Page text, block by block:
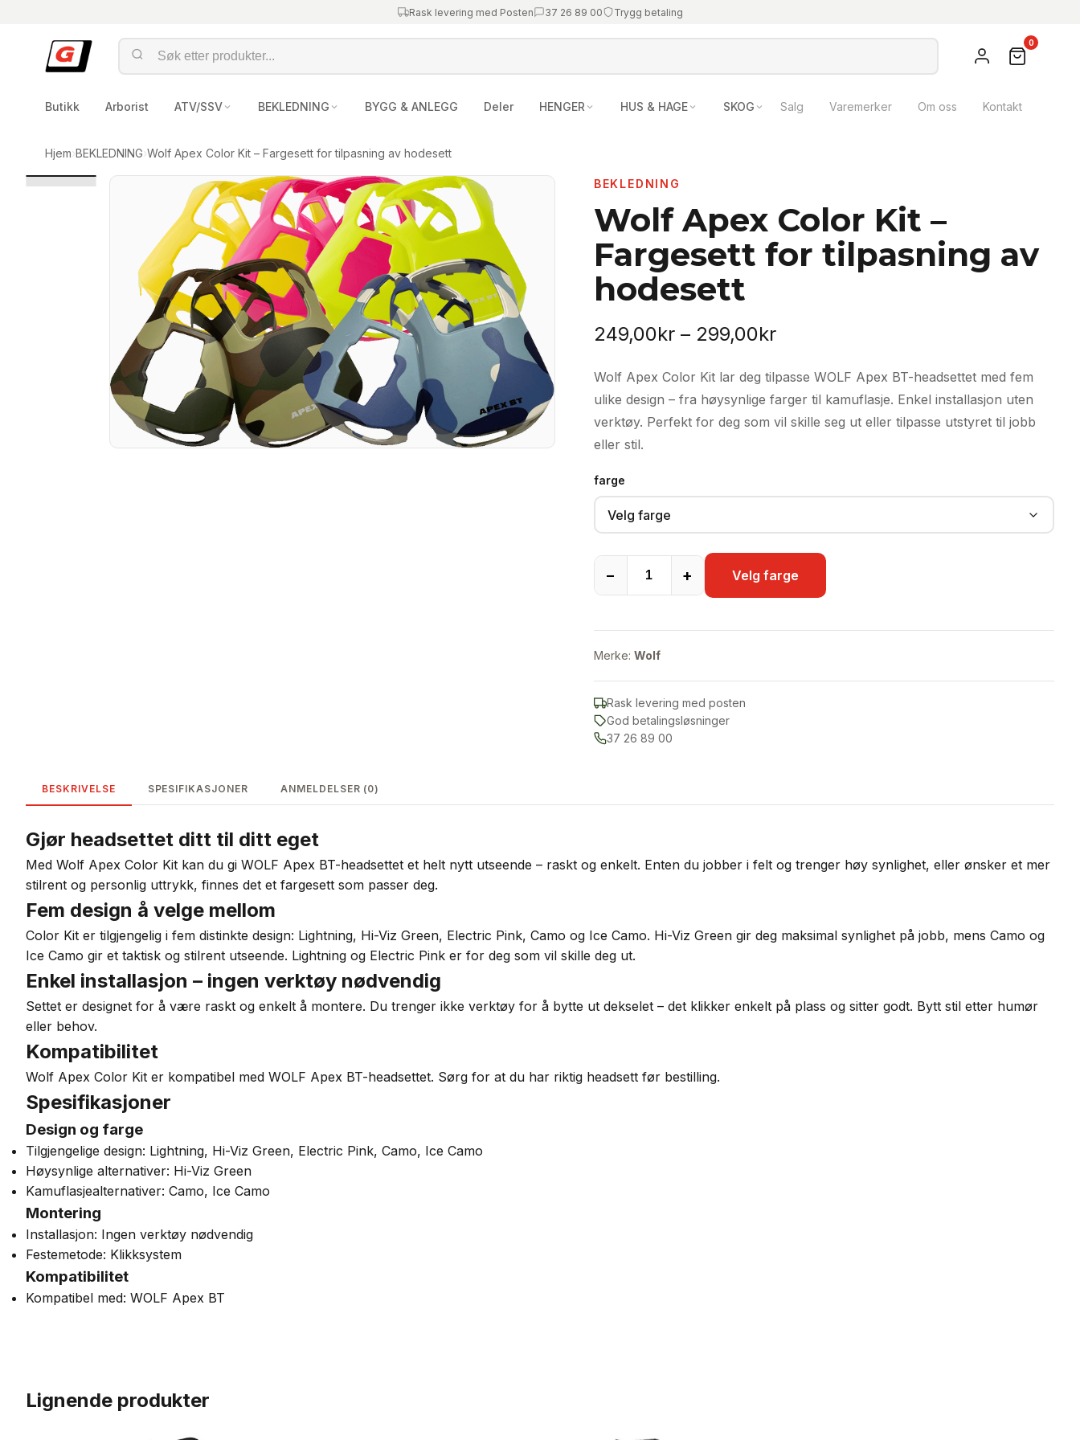
Rask levering med Posten 37 26 89 00 Trygg betaling
0
Butikk Arborist ATV/SSV BEKLEDNING BYGG & ANLEGG Deler HENGER HUS & HAGE SKOG Salg Varemerker Om oss Kontakt
Hjem›BEKLEDNING›Wolf Apex Color Kit – Fargesett for tilpasning av hodesett
BEKLEDNING
Wolf Apex Color Kit –
Fargesett for tilpasning av
hodesett
249,00kr – 299,00krPrisområde:
til
299,00kr
Wolf Apex Color Kit lar deg tilpasse WOLF Apex BT-headsettet med fem
ulike design – fra høysynlige farger til kamuflasje. Enkel installasjon uten
verktøy. Perfekt for deg som vil skille seg ut eller tilpasse utstyret til jobb
eller stil.
farge
Velg farge
− + Velg farge
Merke: Wolf
Rask levering med posten
God betalingsløsninger
37 26 89 00
BESKRIVELSE SPESIFIKASJONER ANMELDELSER (0)
Gjør headsettet ditt til ditt eget
Med Wolf Apex Color Kit kan du gi WOLF Apex BT-headsettet et helt nytt utseende – raskt og enkelt. Enten du jobber i felt og trenger høy synlighet, eller ønsker et mer
stilrent og personlig uttrykk, finnes det et fargesett som passer deg.
Fem design å velge mellom
Color Kit er tilgjengelig i fem distinkte design: Lightning, Hi-Viz Green, Electric Pink, Camo og Ice Camo. Hi-Viz Green gir deg maksimal synlighet på jobb, mens Camo og
Ice Camo gir et taktisk og stilrent utseende. Lightning og Electric Pink er for deg som vil skille deg ut.
Enkel installasjon – ingen verktøy nødvendig
Settet er designet for å være raskt og enkelt å montere. Du trenger ikke verktøy for å bytte ut dekselet – det klikker enkelt på plass og sitter godt. Bytt stil etter humør
eller behov.
Kompatibilitet
Wolf Apex Color Kit er kompatibel med WOLF Apex BT-headsettet. Sørg for at du har riktig headsett før bestilling.
Spesifikasjoner
Design og farge
Tilgjengelige design: Lightning, Hi-Viz Green, Electric Pink, Camo, Ice Camo
Høysynlige alternativer: Hi-Viz Green
Kamuflasjealternativer: Camo, Ice Camo
Montering
Installasjon: Ingen verktøy nødvendig
Festemetode: Klikksystem
Kompatibilitet
Kompatibel med: WOLF Apex BT
Lignende produkter